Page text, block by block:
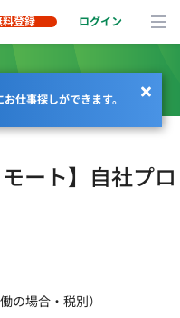
料登録 ログイン
仕事探しができます。
ート】自社プロ
の場合・税別）